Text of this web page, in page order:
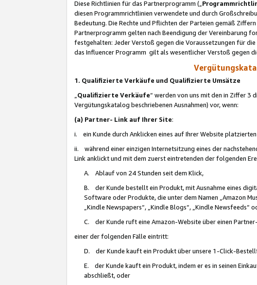
Diese Richtlinien für das Partnerprogramm („
diesen Programmrichtlinien verwendete und durch
Bedeutung. Die Rechte und Pflichten der Parteien gemäß
Partnerprogramm gelten nach Beendigung der Vereinbarung
festgehalten: Jeder Verstoß gegen die Voraussetzungen für
das Influencer Programm gilt als wesentlicher Verstoß gegen
1. Qualifizierte Verkäufe und Qualifizierte Umsätze
Qualifizierte Verkäufe“ werden von uns mit den in Ziffer 3
Vergütungskatalog beschriebenen Ausnahmen) vor, wenn:
(a) Partner- Link auf Ihrer Site:
i. ein Kunde durch Anklicken eines auf Ihrer Website
ii. während einer einzigen Internetsitzung eines der
Link anklickt und mit dem zuerst eintretenden der folgenden
A. Ablauf von 24 Stunden seit dem Klick,
B. der Kunde bestellt ein Produkt, mit Ausnahme eines
Software oder Produkte, die unter dem Namen „Amazon
„Kindle Newspapers“, „Kindle Blogs“, „Kindle Newsfeeds“
C. der Kunde ruft eine Amazon-Website über einen
einer der folgenden Fälle eintritt:
D. der Kunde kauft ein Produkt über unsere 1-Click-
E. der Kunde kauft ein Produkt, indem er es in seinen
abschließt, oder